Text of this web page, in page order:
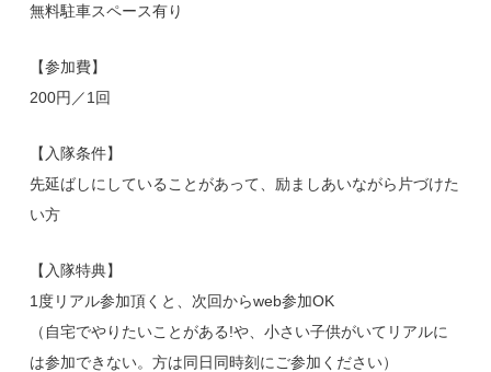
無料駐車スペース有り
【参加費】
200円／1回
【入隊条件】
先延ばしにしていることがあって、励ましあいながら片づけた
い方
【入隊特典】
1度リアル参加頂くと、次回からweb参加OK
（自宅でやりたいことがある!や、小さい子供がいてリアルに
は参加できない。方は同日同時刻にご参加ください）